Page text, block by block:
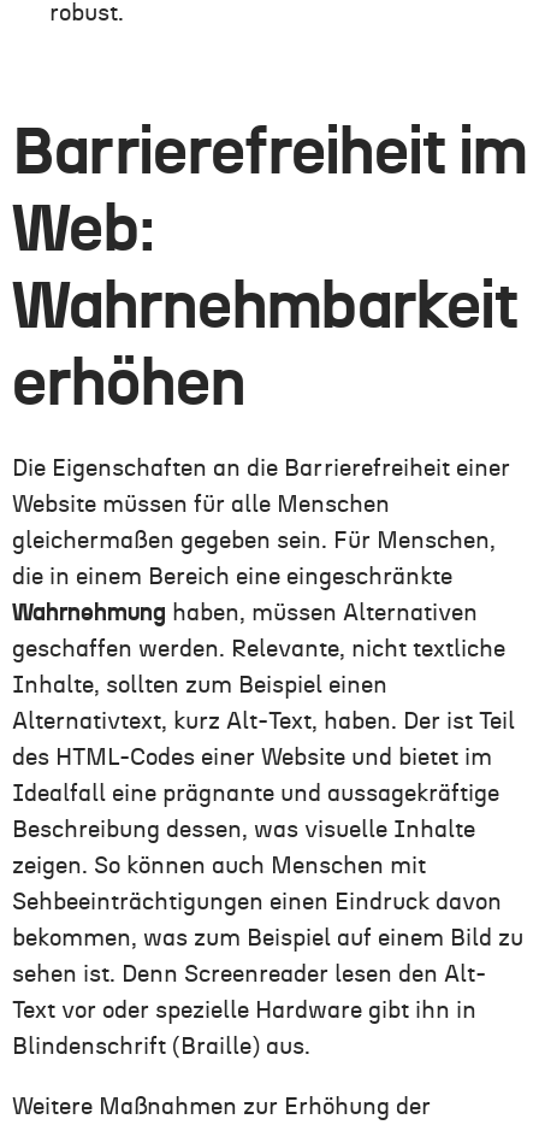
robust.
Barrierefreiheit im
Web:
Wahrnehmbarkeit
erhöhen
Die Eigenschaften an die Barrierefreiheit einer
Website müssen für alle Menschen
gleichermaßen gegeben sein. Für Menschen,
die in einem Bereich eine eingeschränkte
Wahrnehmung haben, müssen Alternativen
geschaffen werden. Relevante, nicht textliche
Inhalte, sollten zum Beispiel einen
Alternativtext, kurz Alt-Text, haben. Der ist Teil
des HTML-Codes einer Website und bietet im
Idealfall eine prägnante und aussagekräftige
Beschreibung dessen, was visuelle Inhalte
zeigen. So können auch Menschen mit
Sehbeeinträchtigungen einen Eindruck davon
bekommen, was zum Beispiel auf einem Bild zu
sehen ist. Denn Screenreader lesen den Alt-
Text vor oder spezielle Hardware gibt ihn in
Blindenschrift (Braille) aus.
Weitere Maßnahmen zur Erhöhung der